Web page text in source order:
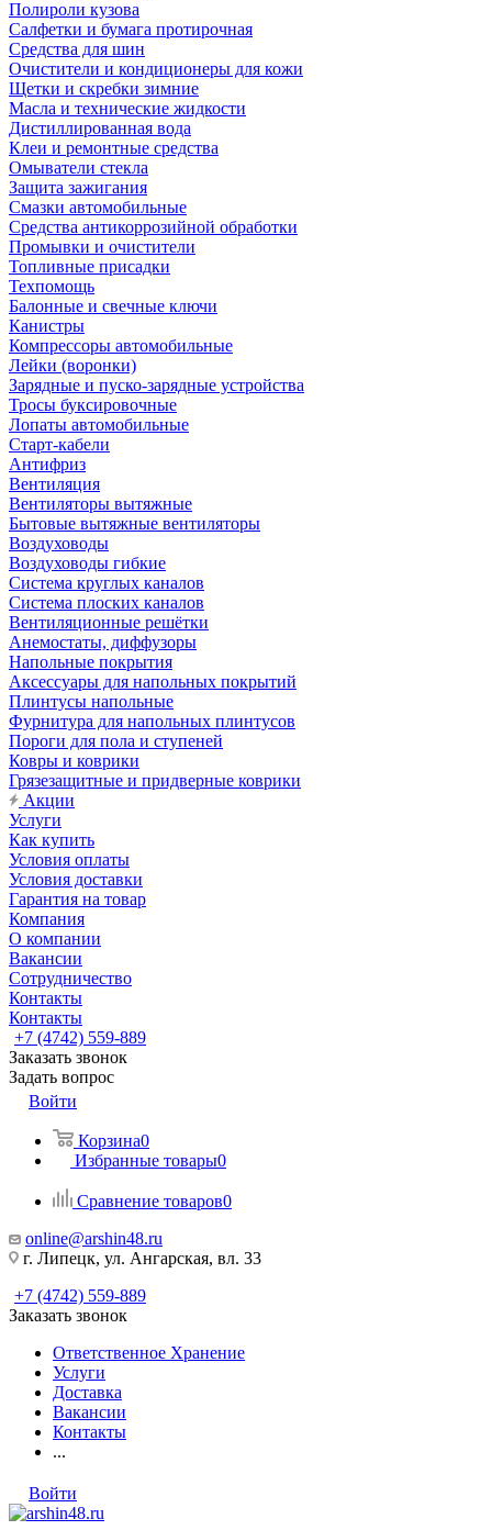
Полироли кузова
Салфетки и бумага протирочная
Средства для шин
Очистители и кондиционеры для кожи
Щетки и скребки зимние
Масла и технические жидкости
Дистиллированная вода
Клеи и ремонтные средства
Омыватели стекла
Защита зажигания
Смазки автомобильные
Средства антикоррозийной обработки
Промывки и очистители
Топливные присадки
Техпомощь
Балонные и свечные ключи
Канистры
Компрессоры автомобильные
Лейки (воронки)
Зарядные и пуско-зарядные устройства
Тросы буксировочные
Лопаты автомобильные
Старт-кабели
Антифриз
Вентиляция
Вентиляторы вытяжные
Бытовые вытяжные вентиляторы
Воздуховоды
Воздуховоды гибкие
Система круглых каналов
Система плоских каналов
Вентиляционные решётки
Анемостаты, диффузоры
Напольные покрытия
Аксессуары для напольных покрытий
Плинтусы напольные
Фурнитура для напольных плинтусов
Пороги для пола и ступеней
Ковры и коврики
Грязезащитные и придверные коврики
Акции
Услуги
Как купить
Условия оплаты
Условия доставки
Гарантия на товар
Компания
О компании
Вакансии
Сотрудничество
Контакты
Контакты
+7 (4742) 559-889
Заказать звонок
Задать вопрос
Войти
Корзина0
Избранные товары0
Сравнение товаров0
online@arshin48.ru
г. Липецк, ул. Ангарская, вл. 33
+7 (4742) 559-889
Заказать звонок
Ответственное Хранение
Услуги
Доставка
Вакансии
Контакты
...
Войти